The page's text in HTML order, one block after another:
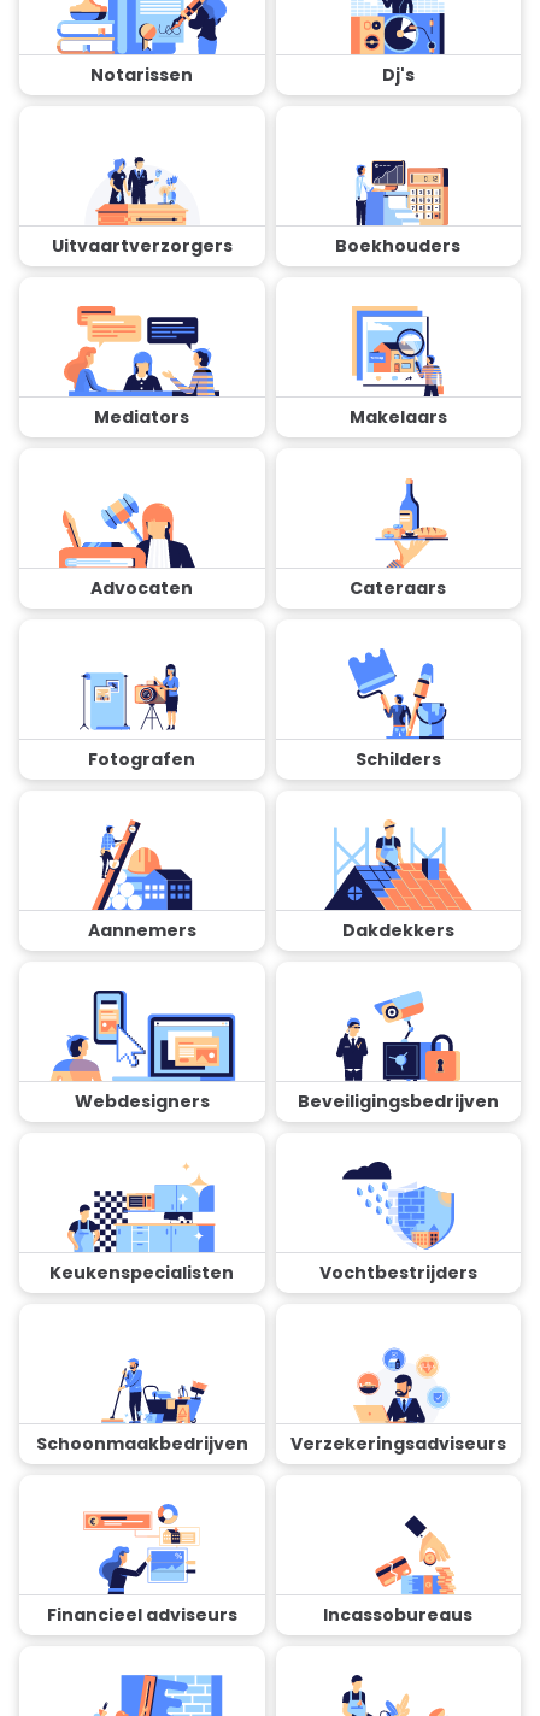
Notarissen Dj's
Uitvaartverzorgers Boekhouders
Mediators Makelaars
Advocaten Cateraars
Fotografen Schilders
Aannemers Dakdekkers
Webdesigners Beveiligingsbedrijven
Keukenspecialisten Vochtbestrijders
Schoonmaakbedrijven Verzekeringsadviseurs
Financieel adviseurs Incassobureaus